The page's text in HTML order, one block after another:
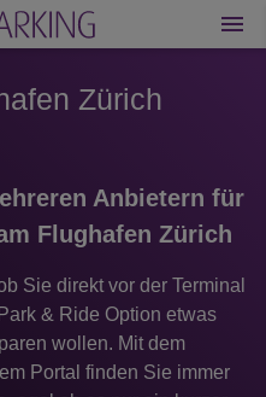
Zürich
Anbietern für
Flughafen Zürich
Sie direkt vor der Terminal
& Ride Option etwas
wollen. Mit dem
Portal finden Sie immer